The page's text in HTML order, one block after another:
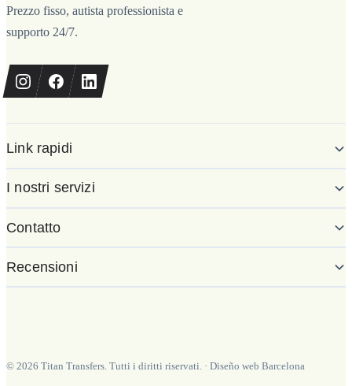
Prezzo fisso, autista professionista e
supporto 24/7.
Link rapidi
I nostri servizi
Contatto
Recensioni
© 2026 Titan Transfers. Tutti i diritti riservati. · Diseño web Barcelona